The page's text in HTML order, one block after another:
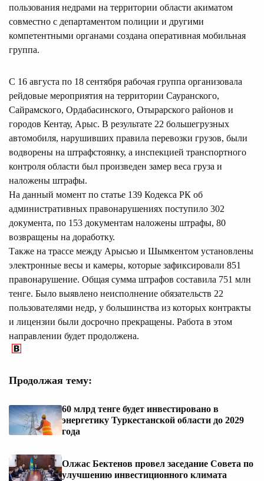
пользования недрами на территории области акиматом
совместно с департаментом полиции и другими
компетентными органами создана оперативная мобильная
группа.
С 16 августа по 18 сентября рабочая группа организовала
рейдовые мероприятия на территории Сауранского,
Сайрамского, Ордабасинского, Отырарского районов и
городов Кентау, Арыс. В результате 22 большегрузных
автомобиля, нарушивших правила перевозки грузов, были
водворены на штрафстоянку, а инспекцией транспортного
контроля области был произведен замер веса груза и
наложены штрафы.
На данный момент по статье 139 Кодекса РК об
административных правонарушениях поступило 302
документа, по 153 документам наложены штрафы, 80
возвращены на доработку.
Также на трассе между Арысью и Шымкентом установлены
электронные весы и камеры, которые зафиксировали 851
правонарушение. Общая сумма штрафов составила 751 млн
тенге. Было выявлено неисполнение обязательств 22
пользователями недр, у большинства из которых контракты
и лицензии были досрочно прекращены. Работа в этом
направлении будет продолжена.
Продолжая тему:
60 млрд тенге будет инвестировано в
энергетику Туркестанской области до 2029
года
Олжас Бектенов провел заседание Совета по
улучшению инвестиционного климата